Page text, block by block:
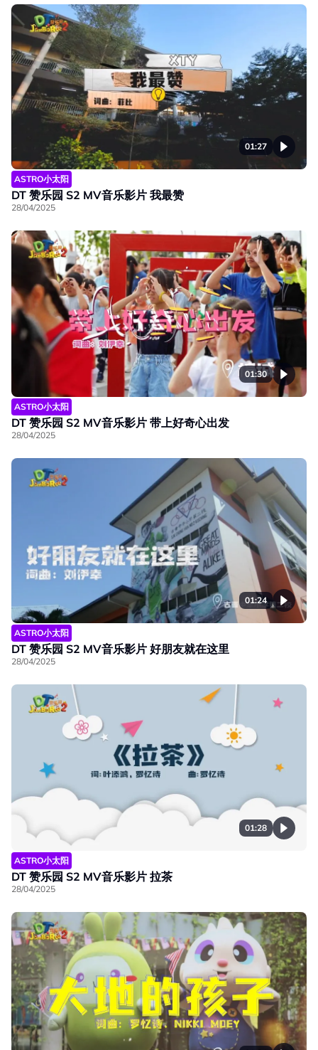
01:27
ASTRO小太阳
DT 赞乐园 S2 MV音乐影片 我最赞
28/04/2025
01:30
ASTRO小太阳
DT 赞乐园 S2 MV音乐影片 带上好奇心出发
28/04/2025
01:24
ASTRO小太阳
DT 赞乐园 S2 MV音乐影片 好朋友就在这里
28/04/2025
01:28
ASTRO小太阳
DT 赞乐园 S2 MV音乐影片 拉茶
28/04/2025